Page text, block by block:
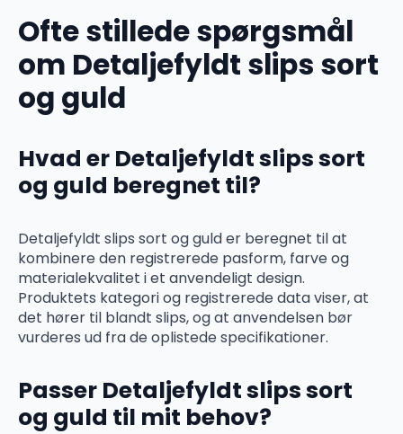
Ofte stillede spørgsmål
om Detaljefyldt slips sort
og guld
Hvad er Detaljefyldt slips sort
og guld beregnet til?
Detaljefyldt slips sort og guld er beregnet til at
kombinere den registrerede pasform, farve og
materialekvalitet i et anvendeligt design.
Produktets kategori og registrerede data viser, at
det hører til blandt slips, og at anvendelsen bør
vurderes ud fra de oplistede specifikationer.
Passer Detaljefyldt slips sort
og guld til mit behov?